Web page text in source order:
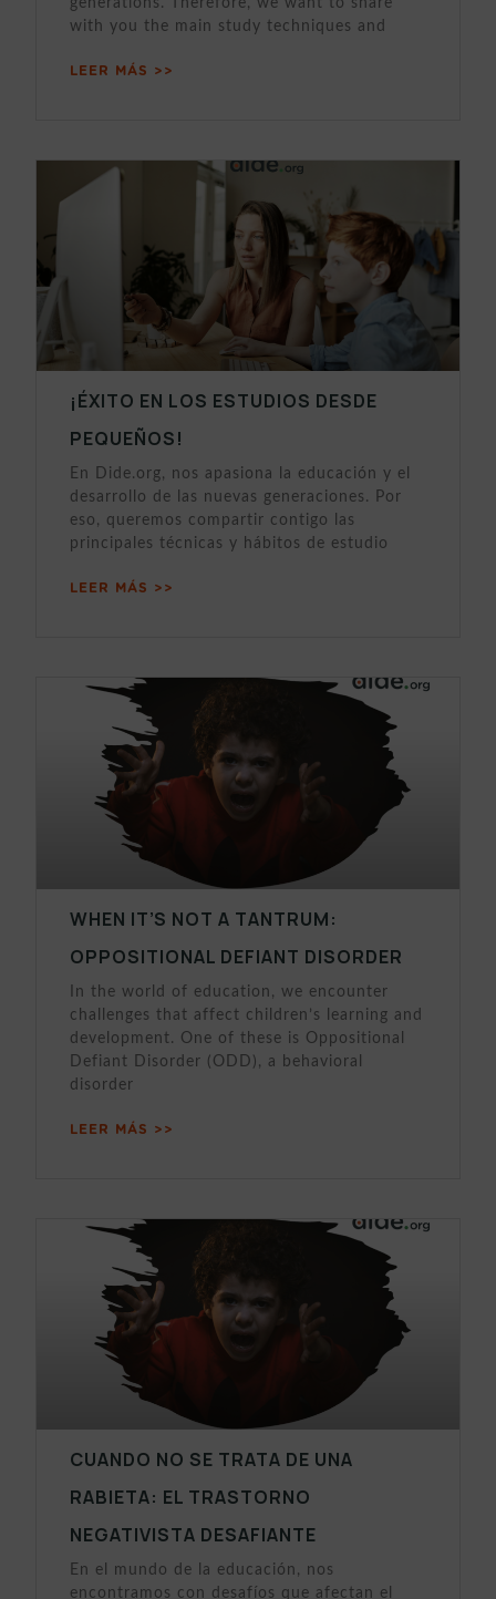
with you the main study techniques and
LEER MÁS >>
¡ÉXITO EN LOS ESTUDIOS DESDE
PEQUEÑOS!
En Dide.org, nos apasiona la educación y el
desarrollo de las nuevas generaciones. Por
eso, queremos compartir contigo las
principales técnicas y hábitos de estudio
LEER MÁS >>
WHEN IT’S NOT A TANTRUM:
OPPOSITIONAL DEFIANT DISORDER
In the world of education, we encounter
challenges that affect children’s learning and
development. One of these is Oppositional
Defiant Disorder (ODD), a behavioral
disorder
LEER MÁS >>
CUANDO NO SE TRATA DE UNA
RABIETA: EL TRASTORNO
NEGATIVISTA DESAFIANTE
En el mundo de la educación, nos
encontramos con desafíos que afectan el